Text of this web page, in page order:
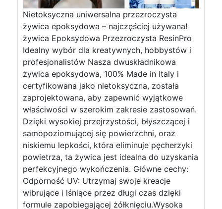
Nietoksyczna uniwersalna przezroczysta
żywica epoksydowa – najczęściej używana!
żywica Epoksydowa Przezroczysta ResinPro
Idealny wybór dla kreatywnych, hobbystów i
profesjonalistów Nasza dwuskładnikowa
żywica epoksydowa, 100% Made in Italy i
certyfikowana jako nietoksyczna, została
zaprojektowana, aby zapewnić wyjątkowe
właściwości w szerokim zakresie zastosowań.
Dzięki wysokiej przejrzystości, błyszczącej i
samopoziomującej się powierzchni, oraz
niskiemu lepkości, która eliminuje pęcherzyki
powietrza, ta żywica jest idealna do uzyskania
perfekcyjnego wykończenia. Główne cechy:
Odporność UV: Utrzymaj swoje kreacje
wibrujące i lśniące przez długi czas dzięki
formule zapobiegającej żółknięciu.Wysoka